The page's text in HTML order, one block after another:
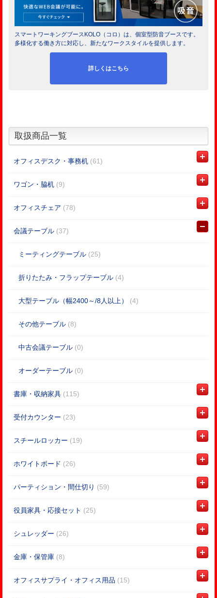
スマートワーキングブースKOLO（コロ）は、個室型防音ブースです。
多様化する働き方に対応し、新たなワークスタイルを提供します。
詳しくはこちら
取扱商品一覧
オフィスデスク・事務机 (61)
ワゴン・脇机 (9)
オフィスチェア (78)
会議テーブル (37)
ミーティングテーブル (25)
折りたたみ・フラップテーブル (4)
大型テーブル（幅2400～/8人以上） (4)
その他テーブル (8)
中古会議テーブル (0)
オーダーテーブル (0)
書庫・収納家具 (115)
受付カウンター (23)
スチールロッカー (19)
ホワイトボード (26)
パーティション・間仕切り (59)
役員家具・応接セット (25)
シュレッダー (26)
金庫・保管庫 (8)
オフィスサプライ・オフィス用品 (15)